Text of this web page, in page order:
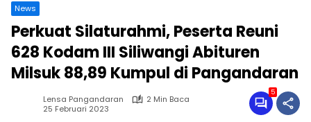
News
Perkuat Silaturahmi, Peserta Reuni
628 Kodam III Siliwangi Abituren
Milsuk 88,89 Kumpul di Pangandaran
Lensa Pangandaran
2 Min Baca
25 Februari 2023
5